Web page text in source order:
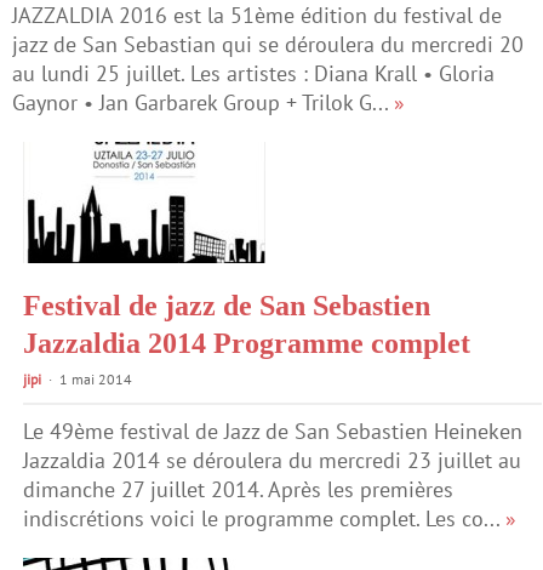
JAZZALDIA 2016 est la 51ème édition du festival de
jazz de San Sebastian qui se déroulera du mercredi 20
au lundi 25 juillet. Les artistes : Diana Krall • Gloria
Gaynor • Jan Garbarek Group + Trilok G... »
Festival de jazz de San Sebastien
Jazzaldia 2014 Programme complet
jipi 1 mai 2014
Le 49ème festival de Jazz de San Sebastien Heineken
Jazzaldia 2014 se déroulera du mercredi 23 juillet au
dimanche 27 juillet 2014. Après les premières
indiscrétions voici le programme complet. Les co... »